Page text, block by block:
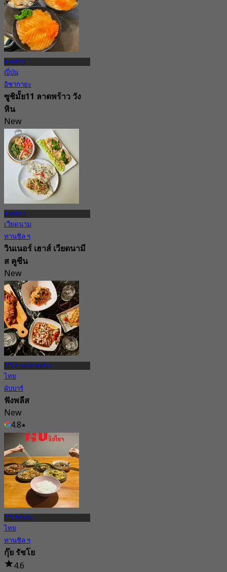
ลาดพร้าว
ญี่ปุ่น
อิซากายะ
ซูชิมั้ย11 ลาดพร้าว วัง
หิน
New
4.2
จาก฿ 350
ลาดพร้าว
เวียดนาม
ทานชิล ๆ
วินเนอร์ เฮาส์ เวียดนามี
ส คูซีน
New
4.2
จาก฿ 1,190
BTS ห้าแยกลาดพร้าว
ไทย
ผับบาร์
ฟังพลีส
New
4.8
฿ 395
BTS รัชโยธิน
ไทย
ทานชิล ๆ
กุ๊ย รัชโย
4.6